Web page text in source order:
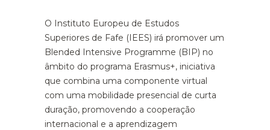
O Instituto Europeu de Estudos
Superiores de Fafe (IEES) irá promover um
Blended Intensive Programme (BIP) no
âmbito do programa Erasmus+, iniciativa
que combina uma componente virtual
com uma mobilidade presencial de curta
duração, promovendo a cooperação
internacional e a aprendizagem